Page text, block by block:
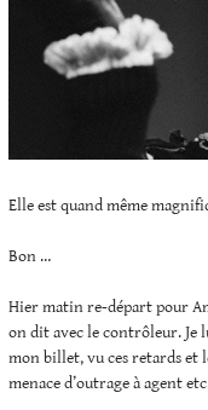
Elle est quand même
Bon …
Hier matin re-départ pour
on dit avec le contrôleur. Je
mon billet, vu ces retards et
menace d’outrage à agent